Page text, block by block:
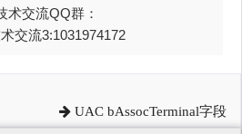
交流QQ群：
交流3:1031974172
UAC bAssocTerminal字段